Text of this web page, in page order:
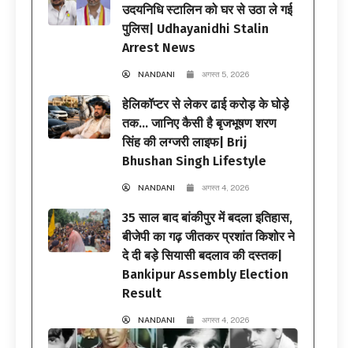
उदयनिधि स्टालिन को घर से उठा ले गई
पुलिस| Udhayanidhi Stalin
Arrest News
NANDANI अगस्त 5, 2026
हेलिकॉप्टर से लेकर ढाई करोड़ के घोड़े
तक… जानिए कैसी है बृजभूषण शरण
सिंह की लग्जरी लाइफ| Brij
Bhushan Singh Lifestyle
NANDANI अगस्त 4, 2026
35 साल बाद बांकीपुर में बदला इतिहास,
बीजेपी का गढ़ जीतकर प्रशांत किशोर ने
दे दी बड़े सियासी बदलाव की दस्तक|
Bankipur Assembly Election
Result
NANDANI अगस्त 4, 2026